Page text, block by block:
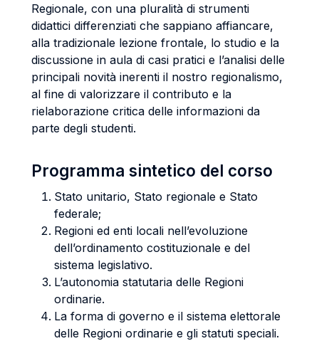
Regionale, con una pluralità di strumenti
didattici differenziati che sappiano affiancare,
alla tradizionale lezione frontale, lo studio e la
discussione in aula di casi pratici e l’analisi delle
principali novità inerenti il nostro regionalismo,
al fine di valorizzare il contributo e la
rielaborazione critica delle informazioni da
parte degli studenti.
Programma sintetico del corso
Stato unitario, Stato regionale e Stato
federale;
Regioni ed enti locali nell’evoluzione
dell’ordinamento costituzionale e del
sistema legislativo.
L’autonomia statutaria delle Regioni
ordinarie.
La forma di governo e il sistema elettorale
delle Regioni ordinarie e gli statuti speciali.